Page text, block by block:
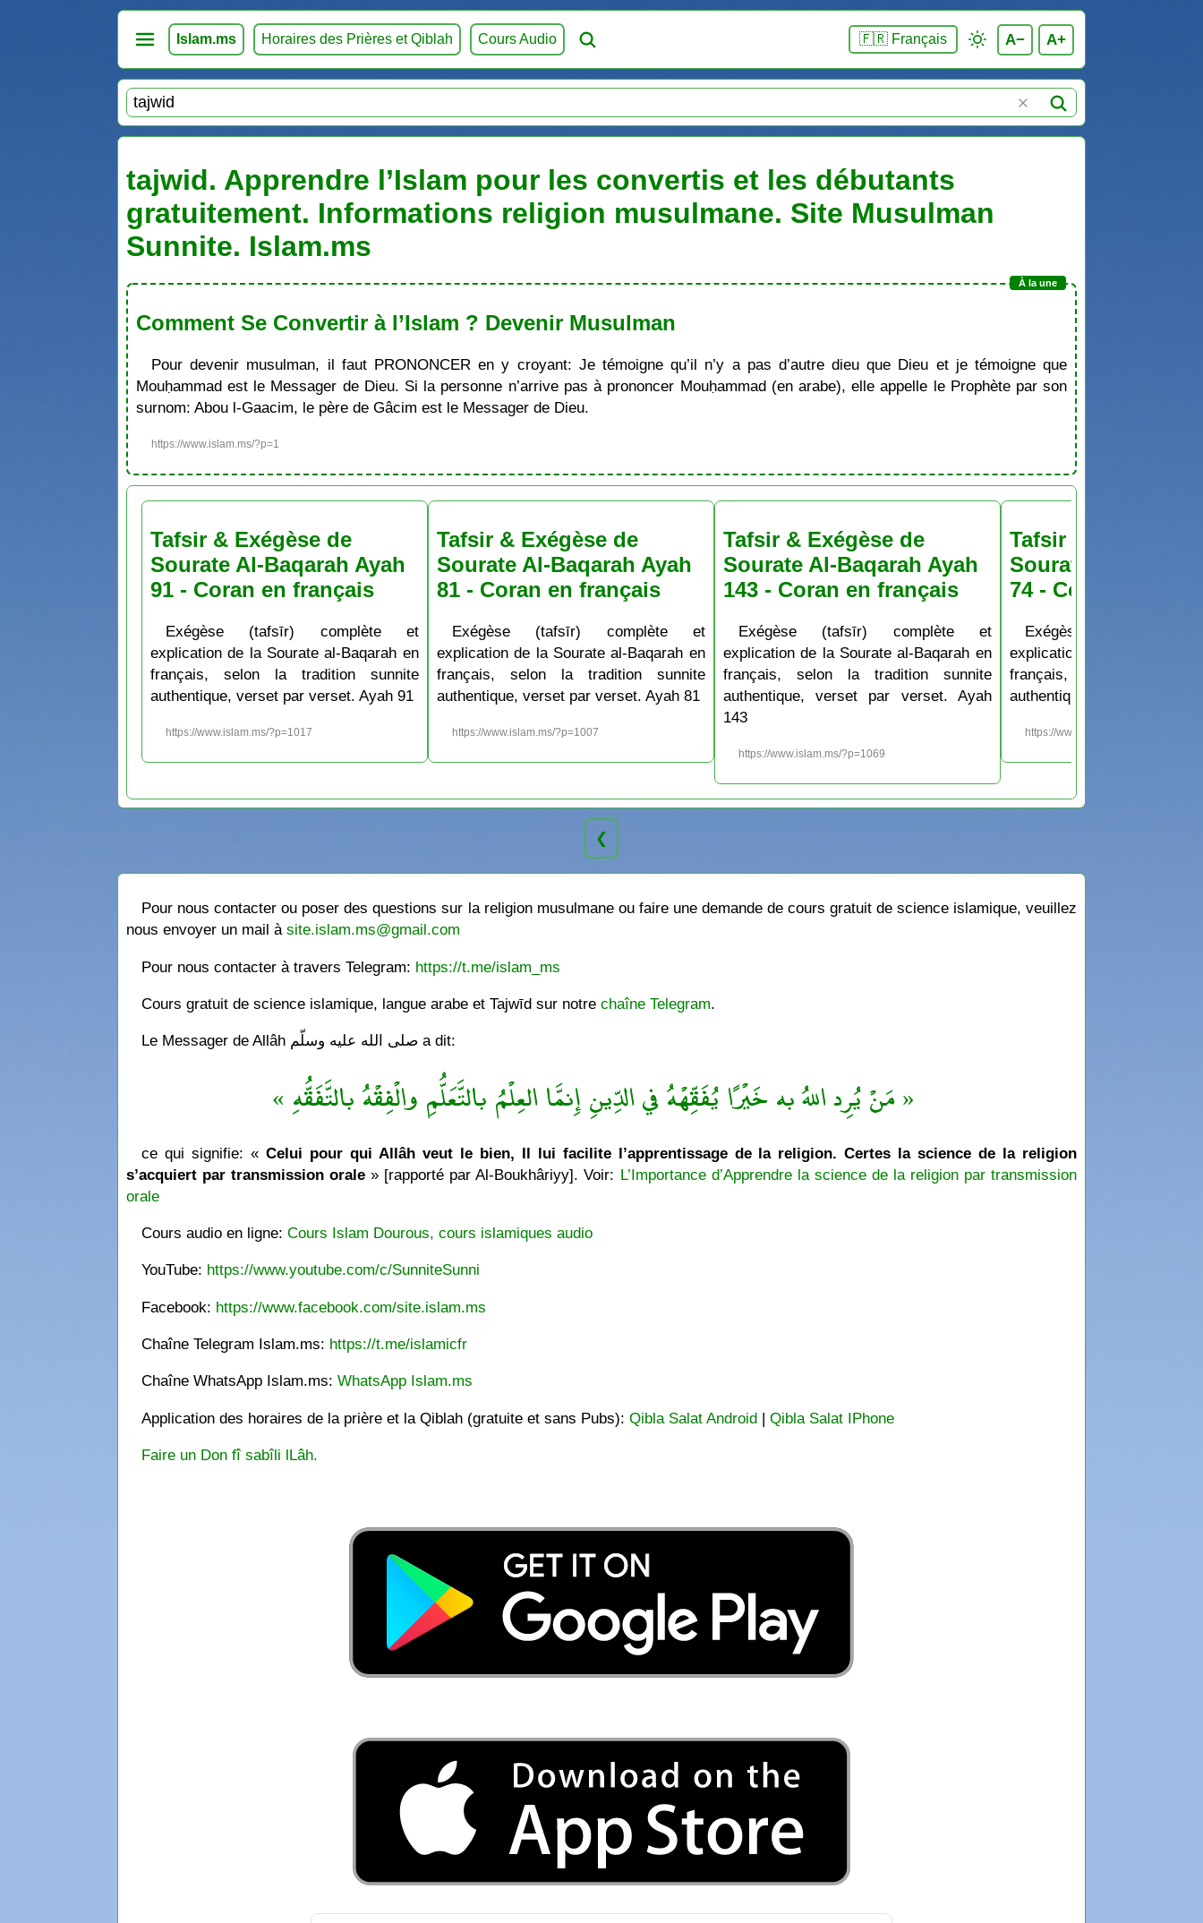
Islam.ms Horaires des Prières et Qiblah Cours Audio 🇫🇷 Français A− A+
tajwid. Apprendre l’Islam pour les convertis et les débutants
gratuitement. Informations religion musulmane. Site Musulman
Sunnite. Islam.ms
Comment Se Convertir à l’Islam ? Devenir Musulman
Pour devenir musulman, il faut PRONONCER en y croyant: Je témoigne qu’il n’y a pas d’autre dieu que Dieu et je témoigne que
Mouḥammad est le Messager de Dieu. Si la personne n’arrive pas à prononcer Mouḥammad (en arabe), elle appelle le Prophète par son
surnom: Abou l-Gaacim, le père de Gâcim est le Messager de Dieu.
https://www.islam.ms/?p=1
Tafsir & Exégèse de
Sourate Al-Baqarah Ayah
91 - Coran en français
Exégèse (tafsīr) complète et
explication de la Sourate al-Baqarah en
français, selon la tradition sunnite
authentique, verset par verset. Ayah 91
https://www.islam.ms/?p=1017
Tafsir & Exégèse de
Sourate Al-Baqarah Ayah
81 - Coran en français
Exégèse (tafsīr) complète et
explication de la Sourate al-Baqarah en
français, selon la tradition sunnite
authentique, verset par verset. Ayah 81
https://www.islam.ms/?p=1007
Tafsir & Exégèse de
Sourate Al-Baqarah Ayah
143 - Coran en français
Exégèse (tafsīr) complète et
explication de la Sourate al-Baqarah en
français, selon la tradition sunnite
authentique, verset par verset. Ayah
143
https://www.islam.ms/?p=1069
Tafsir & Exégèse
Sourate Al-
74 - Coran en
Exégèse (tafsīr)
explication de la Sourate
français, selon la
authentique, verset par
https://www.islam.ms/?p=1000
❮
Pour nous contacter ou poser des questions sur la religion musulmane ou faire une demande de cours gratuit de science islamique, veuillez
nous envoyer un mail à site.islam.ms@gmail.com
Pour nous contacter à travers Telegram: https://t.me/islam_ms
Cours gratuit de science islamique, langue arabe et Tajwīd sur notrechaîne Telegram.
Le Messager de Allâh صلى الله عليه وسلّم a dit:
« مَنْ يُرِد اللهُ به خَيْرًا يُفَقِّهْهُ في الدِّينِ إِنمَّا العِلْمُ بالتَّعَلُّمِ والْفِقْهُ بالتَّفَقُّهِ »
ce qui signifie: « Celui pour qui Allâh veut le bien, Il lui facilite l’apprentissage de la religion. Certes la science de la religion
s’acquiert par transmission orale » [rapporté par Al-Boukhâriyy]. Voir: L’Importance d’Apprendre la science de la religion par transmission
orale
Cours audio en ligne:Cours Islam Dourous, cours islamiques audio
YouTube: https://www.youtube.com/c/SunniteSunni
Facebook: https://www.facebook.com/site.islam.ms
Chaîne Telegram Islam.ms: https://t.me/islamicfr
Chaîne WhatsApp Islam.ms:WhatsApp Islam.ms
Application des horaires de la prière et la Qiblah (gratuite et sans Pubs):Qibla Salat Android |Qibla Salat IPhone
Faire un Don fî sabîli lLâh.